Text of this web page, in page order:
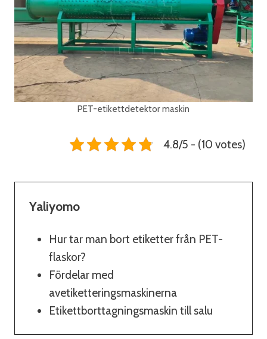
PET-etikettdetektor maskin
4.8/5 - (10 votes)
Yaliyomo
Hur tar man bort etiketter från PET-
flaskor?
Fördelar med
avetiketteringsmaskinerna
Etikettborttagningsmaskin till salu